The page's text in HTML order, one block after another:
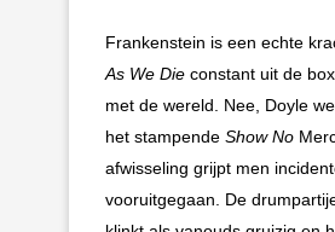
Frankenstein is een echte
As We Die constant uit de
met de wereld. Nee, Doyle
het stampende Show No
afwisseling grijpt men
vooruitgegaan. De